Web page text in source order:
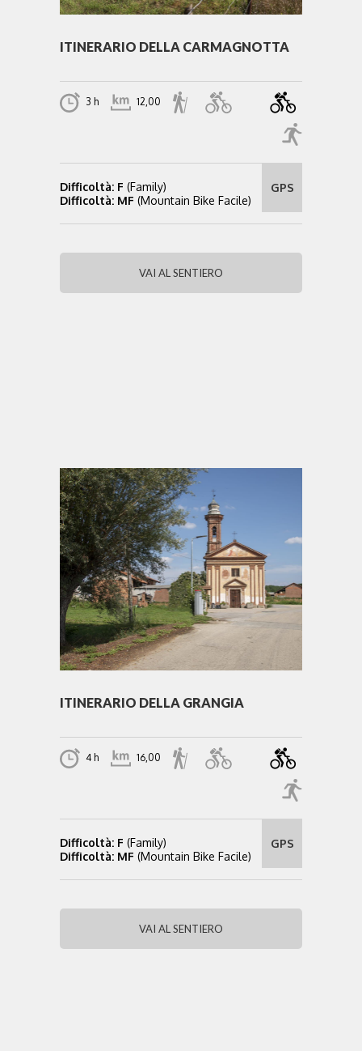
ITINERARIO DELLA CARMAGNOTTA
3 h 12,00
Difficoltà: F (Family)
Difficoltà: MF (Mountain Bike Facile)
GPS
VAI AL SENTIERO
ITINERARIO DELLA GRANGIA
4 h 16,00
Difficoltà: F (Family)
Difficoltà: MF (Mountain Bike Facile)
GPS
VAI AL SENTIERO